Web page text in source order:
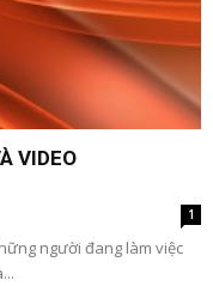
VIDEO
1
người đang làm việc